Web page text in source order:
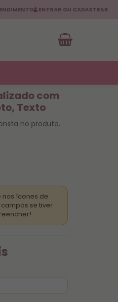
ENTRAR OU CADASTRAR
com
Texto
no produto.
nos ícones de
se tiver